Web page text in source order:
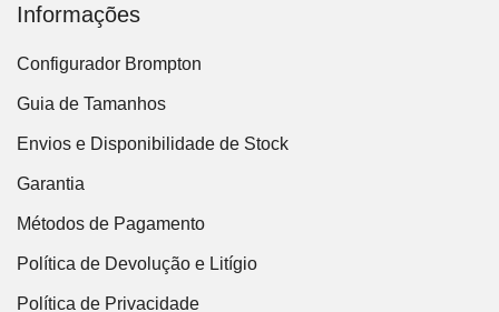
Informações
Configurador Brompton
Guia de Tamanhos
Envios e Disponibilidade de Stock
Garantia
Métodos de Pagamento
Política de Devolução e Litígio
Política de Privacidade